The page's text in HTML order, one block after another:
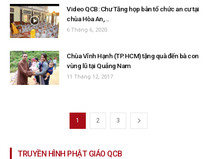
Video QCB: Chư Tăng họp bàn tổ chức an cư tại
chùa Hòa An,...
6 Tháng 6, 2020
Chùa Vĩnh Hạnh (TP.HCM) tặng quà đến bà con
vùng lũ tại Quảng Nam
11 Tháng 12, 2017
1 2 3
TRUYỀN HÌNH PHẬT GIÁO QCB